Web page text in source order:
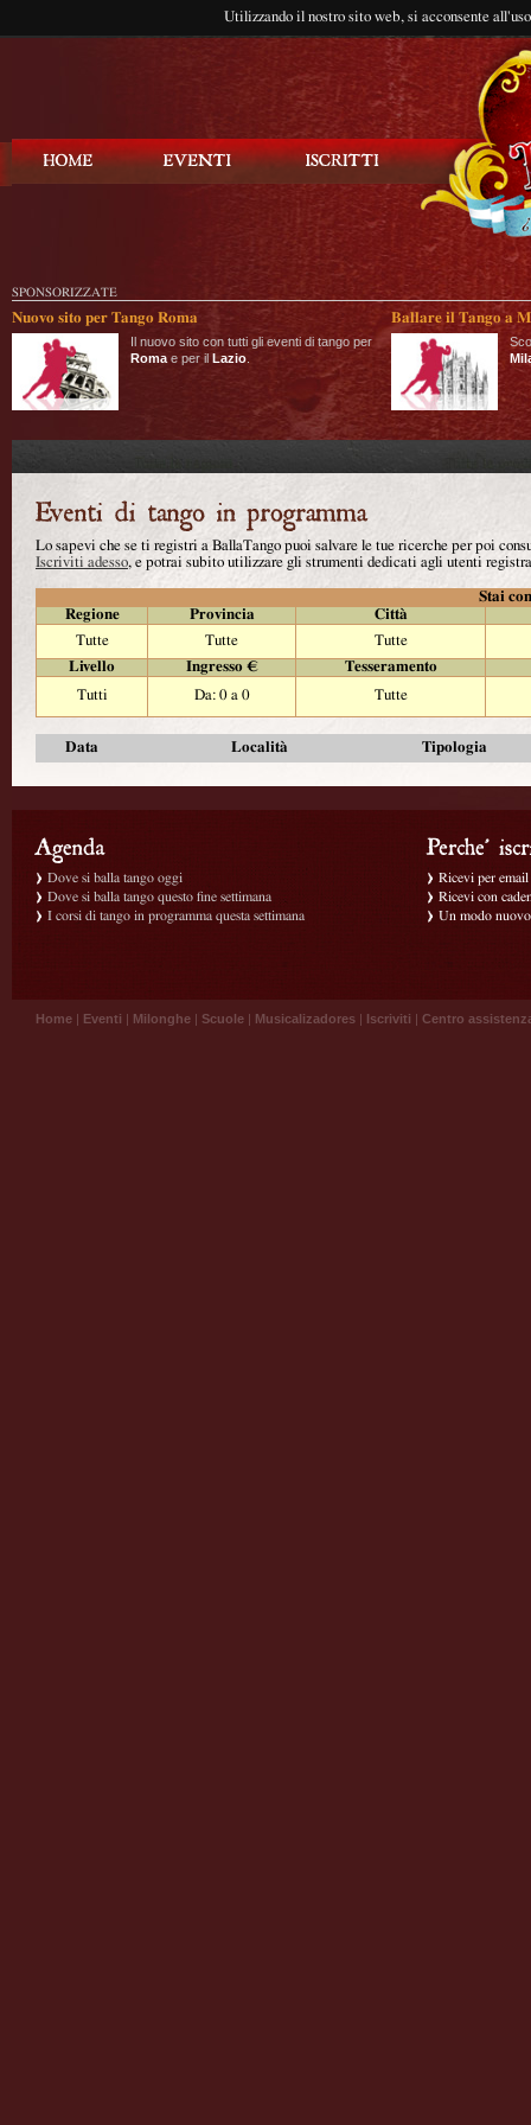
Utilizzando il nostro sito web, si acconsente
SPONSORIZZATE
Nuovo sito per Tango Roma
Il nuovo sito con tutti gli eventi di tango per
Roma e per il Lazio
Ballare il Tango a
Lo sapevi che se ti registri a BallaTango puoi salvare le tue ricerche per poi
Iscriviti adesso, e potrai subito utilizzare gli strumenti dedicati agli utenti
Stai
Regione
Provincia
Città
Tutte
Tutte
Tutte
Livello
Ingresso €
Tesseramento
Tutti
Da: 0 a 0 Tutte
Data Località Tipologia
Dove si balla tango oggi
Dove si balla tango questo fine settimana
I corsi di tango in programma questa settimana
Ricevi per
Ricevi con
Un modo
Home | Eventi | Milonghe | Scuole | Musicalizadores | Iscriviti | Centro